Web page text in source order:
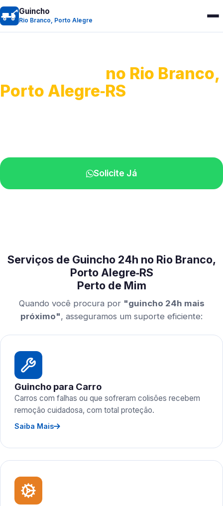
Guincho
Rio Branco, Porto Alegre
no Rio Branco,
Porto Alegre‑RS
Solicite Já
Serviços de Guincho 24h no Rio Branco,
Porto Alegre‑RS
Perto de Mim
Quando você procura por "guincho 24h mais
próximo", asseguramos um suporte eficiente:
Guincho para Carro
Carros com falhas ou que sofreram colisões recebem
remoção cuidadosa, com total proteção.
Saiba Mais